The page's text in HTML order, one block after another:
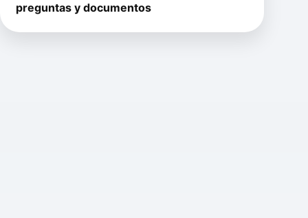
preguntas y documentos